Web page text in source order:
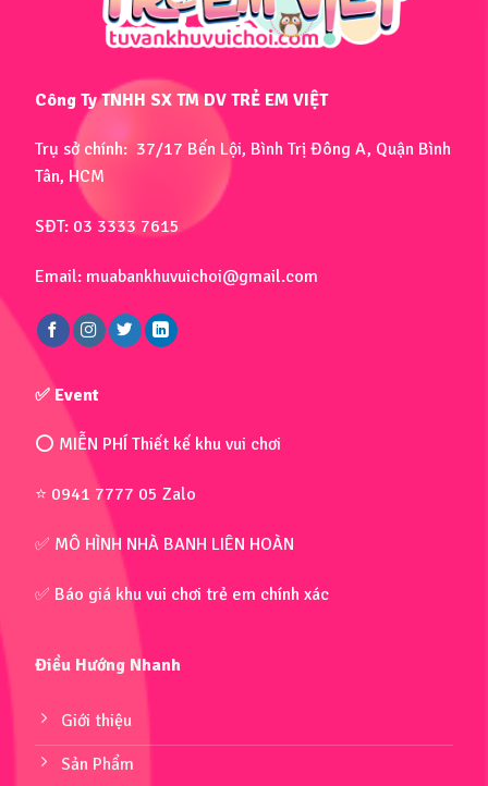
Công Ty TNHH SX TM DV TRẺ EM VIỆT
Trụ sở chính: 37/17 Bến Lội, Bình Trị Đông A, Quận Bình
Tân, HCM
SĐT: 03 3333 7615
Email: muabankhuvuichoi@gmail.com
✅ Event
⭕ MIỄN PHÍ Thiết kế khu vui chơi
⭐ 0941 7777 05 Zalo
✅ MÔ HÌNH NHÀ BANH LIÊN HOÀN
✅ Báo giá khu vui chơi trẻ em chính xác
Điều Hướng Nhanh
Giới thiệu
Sản Phẩm